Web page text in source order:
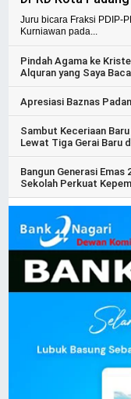
Juru bicara Fraksi PDIP-
Kurniawan pada...
Pindah Agama ke
Alquran yang Saya
Apresiasi Baznas
Sambut Keceriaan
Lewat Tiga Gerai Baru
Bangun Generasi Emas
Sekolah Perkuat